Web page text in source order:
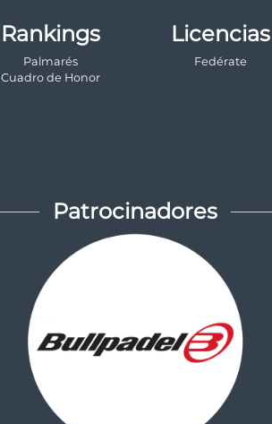
Rankings
Palmarés
Cuadro de Honor
Licencias
Fedérate
Patrocinadores